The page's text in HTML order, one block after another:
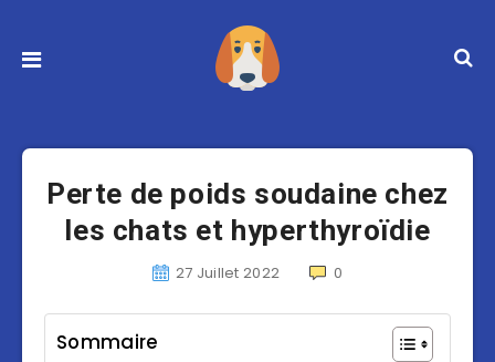
Perte de poids soudaine chez
les chats et hyperthyroïdie
27 Juillet 2022 0
Sommaire